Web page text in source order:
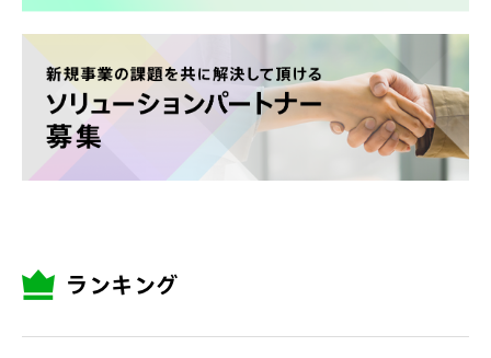
ランキング